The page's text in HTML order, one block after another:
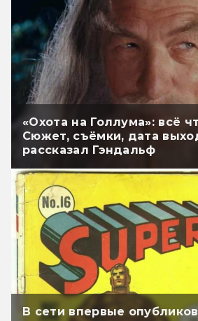
«Охота на Голлума»: всё
Сюжет, съёмки, дата
рассказал Гэндальф
В сети впервые